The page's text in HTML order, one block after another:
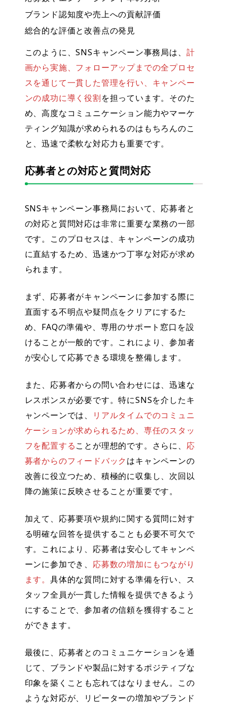
ブランド認知度や売上への貢献評価
総合的な評価と改善点の発見
このように、SNSキャンペーン事務局は、 計
画から実施、フォローアップまでの全プロセ
スを通じて一貫した管理を行い、キャンペー
ンの成功に導く役割を担っています。そのた
め、高度なコミュニケーション能力やマーケ
ティング知識が求められるのはもちろんのこ
と、迅速で柔軟な対応力も重要です。
応募者との対応と質問対応
SNSキャンペーン事務局において、応募者と
の対応と質問対応は非常に重要な業務の一部
です。このプロセスは、キャンペーンの成功
に直結するため、迅速かつ丁寧な対応が求め
られます。
まず、応募者がキャンペーンに参加する際に
直面する不明点や疑問点をクリアにするた
め、 FAQの準備や、専用のサポート窓口を設
ける ことが一般的です。これにより、参加者
が安心して応募できる環境を整備します。
また、応募者からの問い合わせには、迅速な
レスポンスが必要です。特にSNSを介したキ
ャンペーンでは、
リアルタイムでのコミュニ
ケーションが求められるため、専任のスタッ
フを配置することが理想的です。さらに、 応
募者からのフィードバック はキャンペーンの
改善に役立つため、積極的に収集し、次回以
降の施策に反映させることが重要です。
加えて、 応募要項や規約に関する質問に対す
る明確な回答を提供することも必要不可欠で
す。これにより、応募者は安心してキャンペ
ーンに参加でき、 応募数の増加にもつながり
ます。 具体的な質問に対する準備を行い、ス
タッフ全員が一貫した情報を提供できるよう
にすることで、参加者の信頼を獲得すること
ができます。
最後に、応募者とのコミュニケーションを通
じて、 ブランドや製品に対するポジティブな
印象を築く ことも忘れてはなりません。この
ような対応が、リピーターの増加やブランド